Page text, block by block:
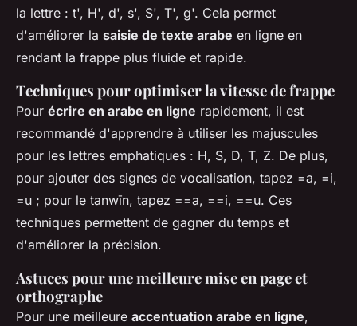
la lettre : t', H', d', s', S', T', g'. Cela permet
d'améliorer la saisie de texte arabe en ligne en
rendant la frappe plus fluide et rapide.
Techniques pour optimiser la vitesse de frappe
Pour écrire en arabe en ligne rapidement, il est
recommandé d'apprendre à utiliser les majuscules
pour les lettres emphatiques : H, S, D, T, Z. De plus,
pour ajouter des signes de vocalisation, tapez =a, =i,
=u ; pour le tanwīn, tapez ==a, ==i, ==u. Ces
techniques permettent de gagner du temps et
d'améliorer la précision.
Astuces pour une meilleure mise en page et
orthographe
Pour une meilleure accentuation arabe en ligne,